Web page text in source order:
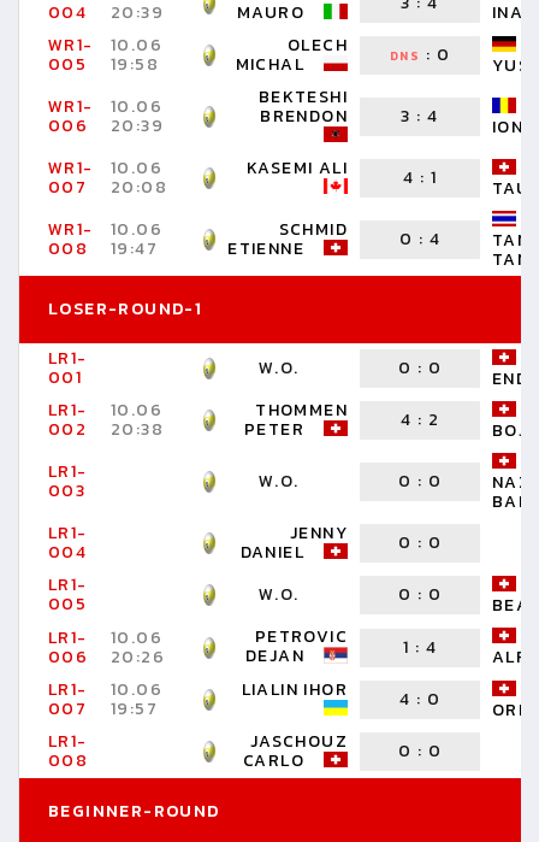
004 20:39 MAURO
INAS
WR1-
005
10.06
19:58
OLECH
MICHAL DNS : 0
WR1-
006
10.06
20:39
BEKTESHI
BRENDON 3 :4
WR1-
007
10.06
20:08
KASEMI ALI 4 : 1
WR1-
008
10.06
19:47
SCHMID
ETIENNE 0 : 4
LOSER-ROUND-1
LR1-
001 W.O. 0 : 0
ENDI
LR1-
002
10.06
20:38
THOMMEN
PETER 4 : 2
LR1-
003 W.O. 0 : 0
LR1-
004
JENNY
DANIEL 0 : 0
LR1-
005 W.O. 0 : 0
LR1-
006
10.06
20:26
PETROVIC
DEJAN 1 : 4
LR1-
007
10.06
19:57
LIALIN IHOR 4 : 0
ORIN
LR1-
008
JASCHOUZ
CARLO 0 : 0
BEGINNER-ROUND